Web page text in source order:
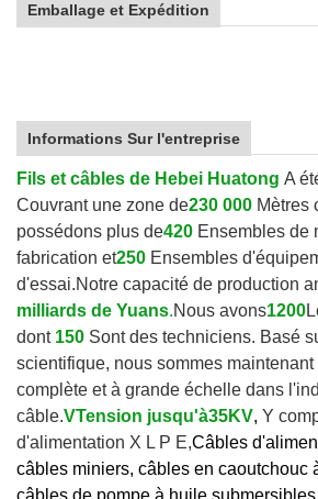
Emballage et Expédition
Informations Sur l'entreprise
Fils et câbles de Hebei Huatong A
Couvrant une zone de230 000 Mètres
possédons plus de420 Ensembles de
fabrication et250 Ensembles
d'essai.Notre capacité de production
milliards de Yuans.Nous avons1200
dont 150 Sont des techniciens. Basé
scientifique, nous sommes
complète et à grande échelle dans
câble.VTension jusqu'à35KV, Y
d'alimentation X L P E,Câbles
câbles miniers, câbles en caoutchouc
câbles de pompe à huile